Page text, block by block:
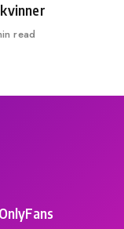
read